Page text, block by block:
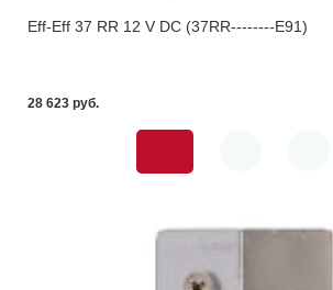
Eff-Eff 37 RR 12 V DC (37RR--------E91)
28 623 pуб.